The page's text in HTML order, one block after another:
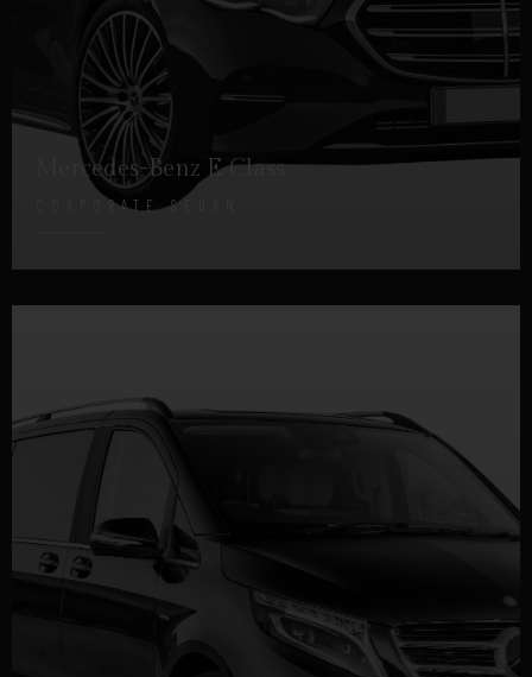
Mercedes-Benz E Class
CORPORATE SEDAN
DETTAGLI